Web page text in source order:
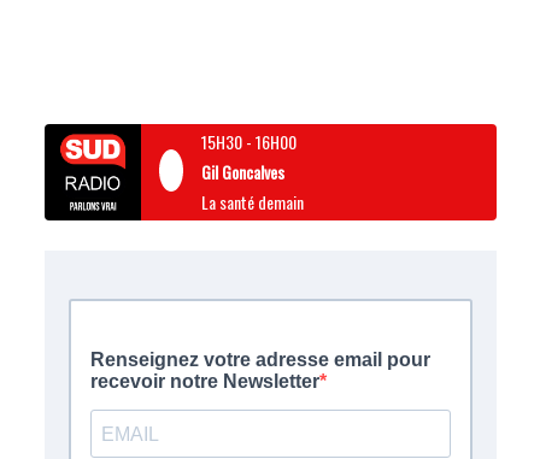
15H30-16H00
Gil Goncalves
La santé demain